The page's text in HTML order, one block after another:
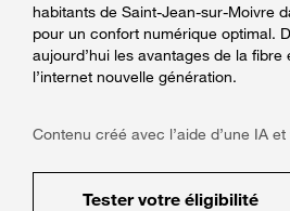
habitants de Saint-Jean-sur-Moivre
pour un confort numérique optimal.
aujourd’hui les avantages de la fibre
l’internet nouvelle génération.
Contenu créé avec l’aide d’une IA
Tester votre éligibilité